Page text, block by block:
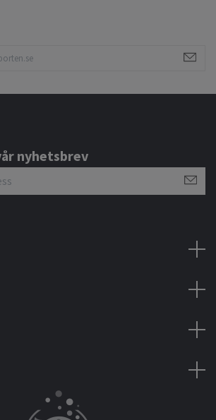
nyhetsbrev